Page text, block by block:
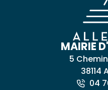
MAIRIE
5
38114
04